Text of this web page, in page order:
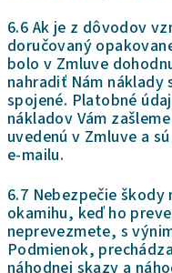
6.6 Ak je z dôvodov
doručovaný
bolo v Zmluve
nahradiť Nám
spojené. Platobné
nákladov Vám
uvedenú v Zmluve a
e-mailu.
6.7 Nebezpečie škody
okamihu, keď ho
neprevezmete, s
Podmienok,
náhodnej skazy a